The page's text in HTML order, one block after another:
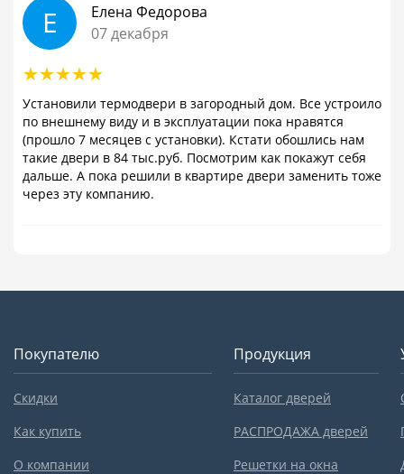
Е
Елена Федорова
07 декабря
Установили термодвери в загородный дом. Все устроило
по внешнему виду и в эксплуатации пока нравятся
(прошло 7 месяцев с установки). Кстати обошлись нам
такие двери в 84 тыс.руб. Посмотрим как покажут себя
дальше. А пока решили в квартире двери заменить тоже
через эту компанию.
Покупателю
Скидки
Как купить
О компании
Продукция
Каталог дверей
РАСПРОДАЖА дверей
Решетки на окна